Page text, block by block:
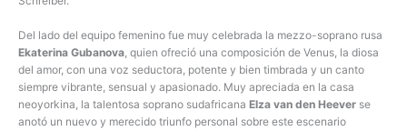
Del lado del equipo femenino fue muy celebrada la mezzo-soprano rusa
Ekaterina Gubanova, quien ofreció una composición de Venus, la diosa
del amor, con una voz seductora, potente y bien timbrada y un canto
siempre vibrante, sensual y apasionado. Muy apreciada en la casa
neoyorkina, la talentosa soprano sudafricana Elza van den Heever se
anotó un nuevo y merecido triunfo personal sobre este escenario